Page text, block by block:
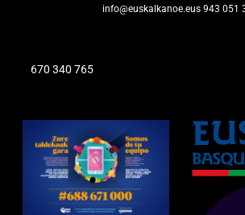
info@euskalkanoe.eus 943 051
670 340 765